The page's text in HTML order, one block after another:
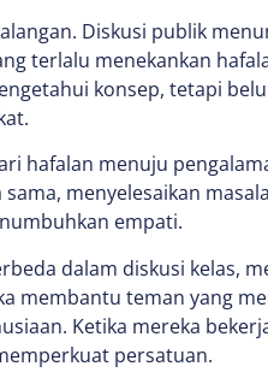
Diskusi publik
terlalu menekankan
konsep, tetapi
hafalan menuju
menyelesaikan
empati.
dalam diskusi kelas,
membantu teman yang
Ketika mereka
persatuan.